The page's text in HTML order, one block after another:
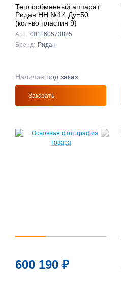
Теплообменный аппарат
Ридан НН №14 Ду=50
(кол-во пластин 9)
Арт: 001160573825
Бренд: Ридан
Наличие:под заказ
Заказать
600 190 ₽